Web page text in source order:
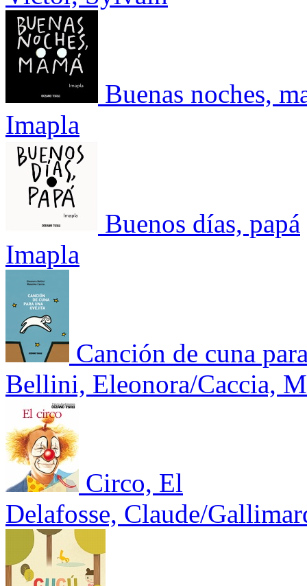
Buenas noches,
Imapla
Buenos días, papá
Imapla
Canción de cuna
Bellini, Eleonora/Caccia,
Circo, El
Delafosse, Claude/